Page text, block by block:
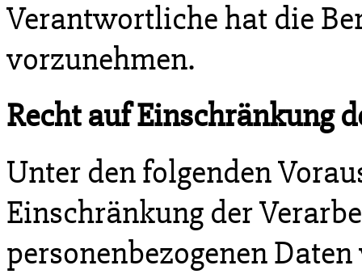
Verantwortliche hat die
vorzunehmen.
Recht auf Einschränkung
Unter den folgenden
Einschränkung der
personenbezogenen